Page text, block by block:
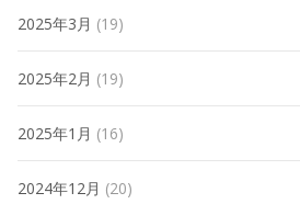
2025年3月 (19)
2025年2月 (19)
2025年1月 (16)
2024年12月 (20)